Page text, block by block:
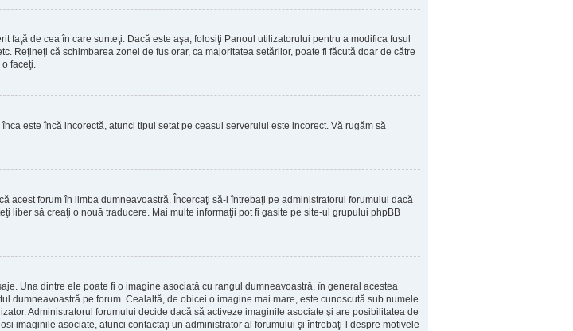
faţă de cea în care sunteţi. Dacă este aşa, folosiţi Panoul utilizatorului pentru a modifica fusul
Reţineţi că schimbarea zonei de fus orar, ca majoritatea setărilor, poate fi făcută doar de către
faceţi.
este încă incorectă, atunci tipul setat pe ceasul serverului este incorect. Vă rugăm să
acest forum în limba dumneavoastră. Încercaţi să-l întrebaţi pe administratorul forumului dacă
liber să creaţi o nouă traducere. Mai multe informaţii pot fi gasite pe site-ul grupului phpBB
Una dintre ele poate fi o imagine asociată cu rangul dumneavoastră, în general acestea
dumneavoastră pe forum. Cealaltă, de obicei o imagine mai mare, este cunoscută sub numele
Administratorul forumului decide dacă să activeze imaginile asociate şi are posibilitatea de
imaginile asociate, atunci contactaţi un administrator al forumului şi întrebaţi-l despre motivele